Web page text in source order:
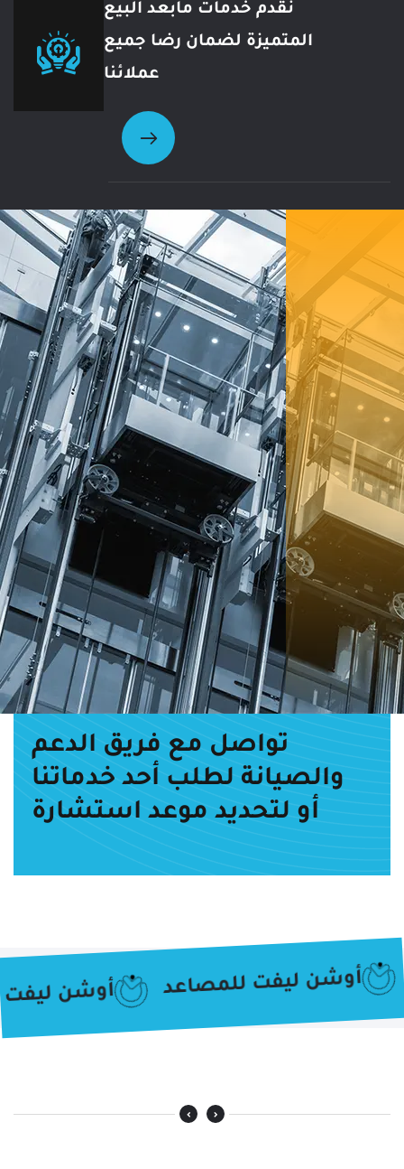
نقدم خدمات مابعد البيع
المتميزة لضمان رضا جميع
عملائنا
تواصل مع فريق الدعم
والصيانة لطلب أحد خدماتنا
أو لتحديد موعد استشارة
أوشن أوشن ليفت للمصاعد